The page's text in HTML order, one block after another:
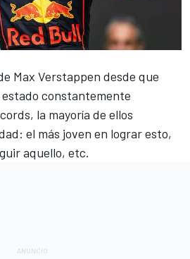
Max Verstappen desde que
estado constantemente
la mayoría de ellos
el más joven en lograr esto,
aquello, etc.